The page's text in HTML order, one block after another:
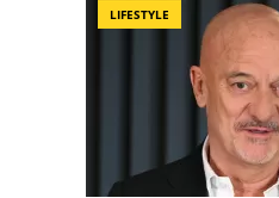
LIFESTYLE